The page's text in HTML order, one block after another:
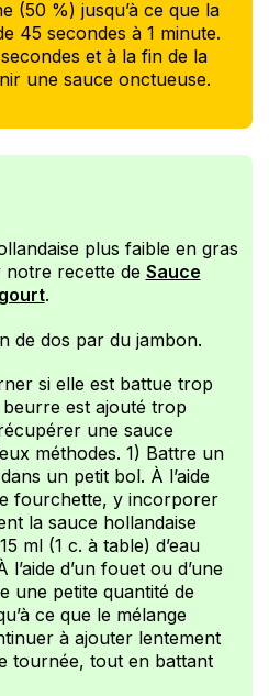
(50 %) jusqu’à ce que la
45 secondes à 1 minute.
et à la fin de la
une sauce onctueuse.
plus faible en gras
notre recette de Sauce
.
de dos par du jambon.
si elle est battue trop
est ajouté trop
une sauce
méthodes. 1) Battre un
un petit bol. À l’aide
fourchette, y incorporer
la sauce hollandaise
ml (1 c. à table) d’eau
d’un fouet ou d’une
une petite quantité de
ce que le mélange
à ajouter lentement
tournée, tout en battant